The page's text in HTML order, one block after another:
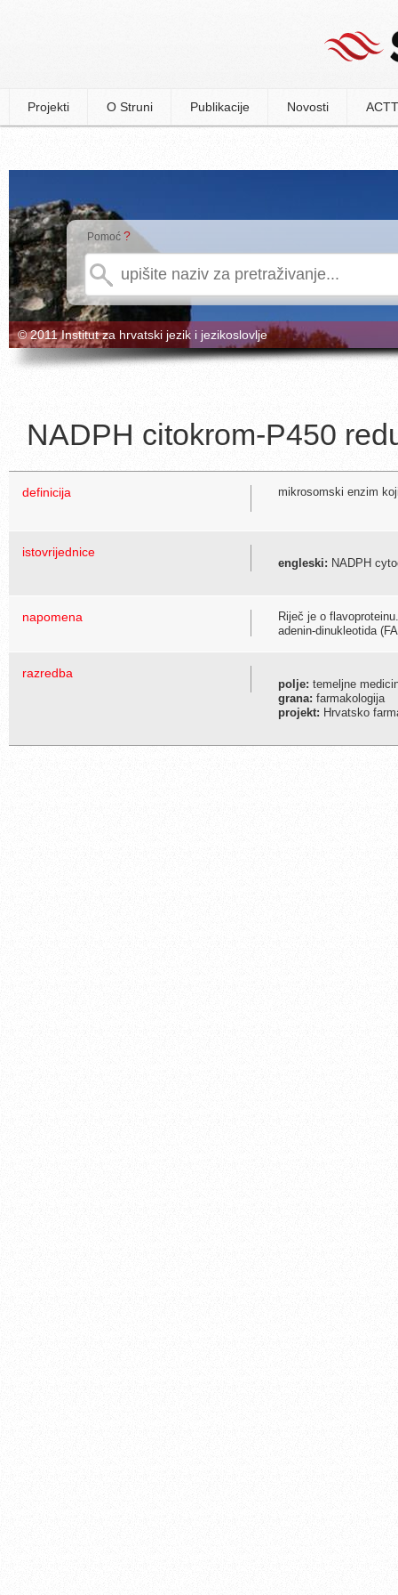
Projekti O Struni Publikacije Novosti
Pomoć ?
© 2011 Institut za hrvatski jezik i jezikoslovlje
NADPH citokrom-P450
definicija mikrosomski enzim
istovrijednice
engleski: NADPH
napomena
Riječ je o
adenin-dinukleotida
razredba
polje: temeljne
grana: farmakologija
projekt: Hrvatsko